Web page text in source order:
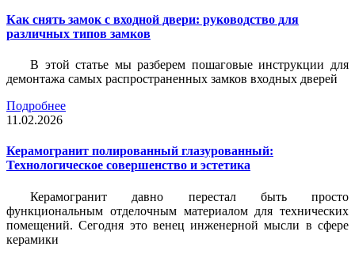
Как снять замок с входной двери: руководство для
различных типов замков
В этой статье мы разберем пошаговые инструкции для
демонтажа самых распространенных замков входных дверей
Подробнее
11.02.2026
Керамогранит полированный глазурованный:
Технологическое совершенство и эстетика
Керамогранит давно перестал быть просто
функциональным отделочным материалом для технических
помещений. Сегодня это венец инженерной мысли в сфере
керамики